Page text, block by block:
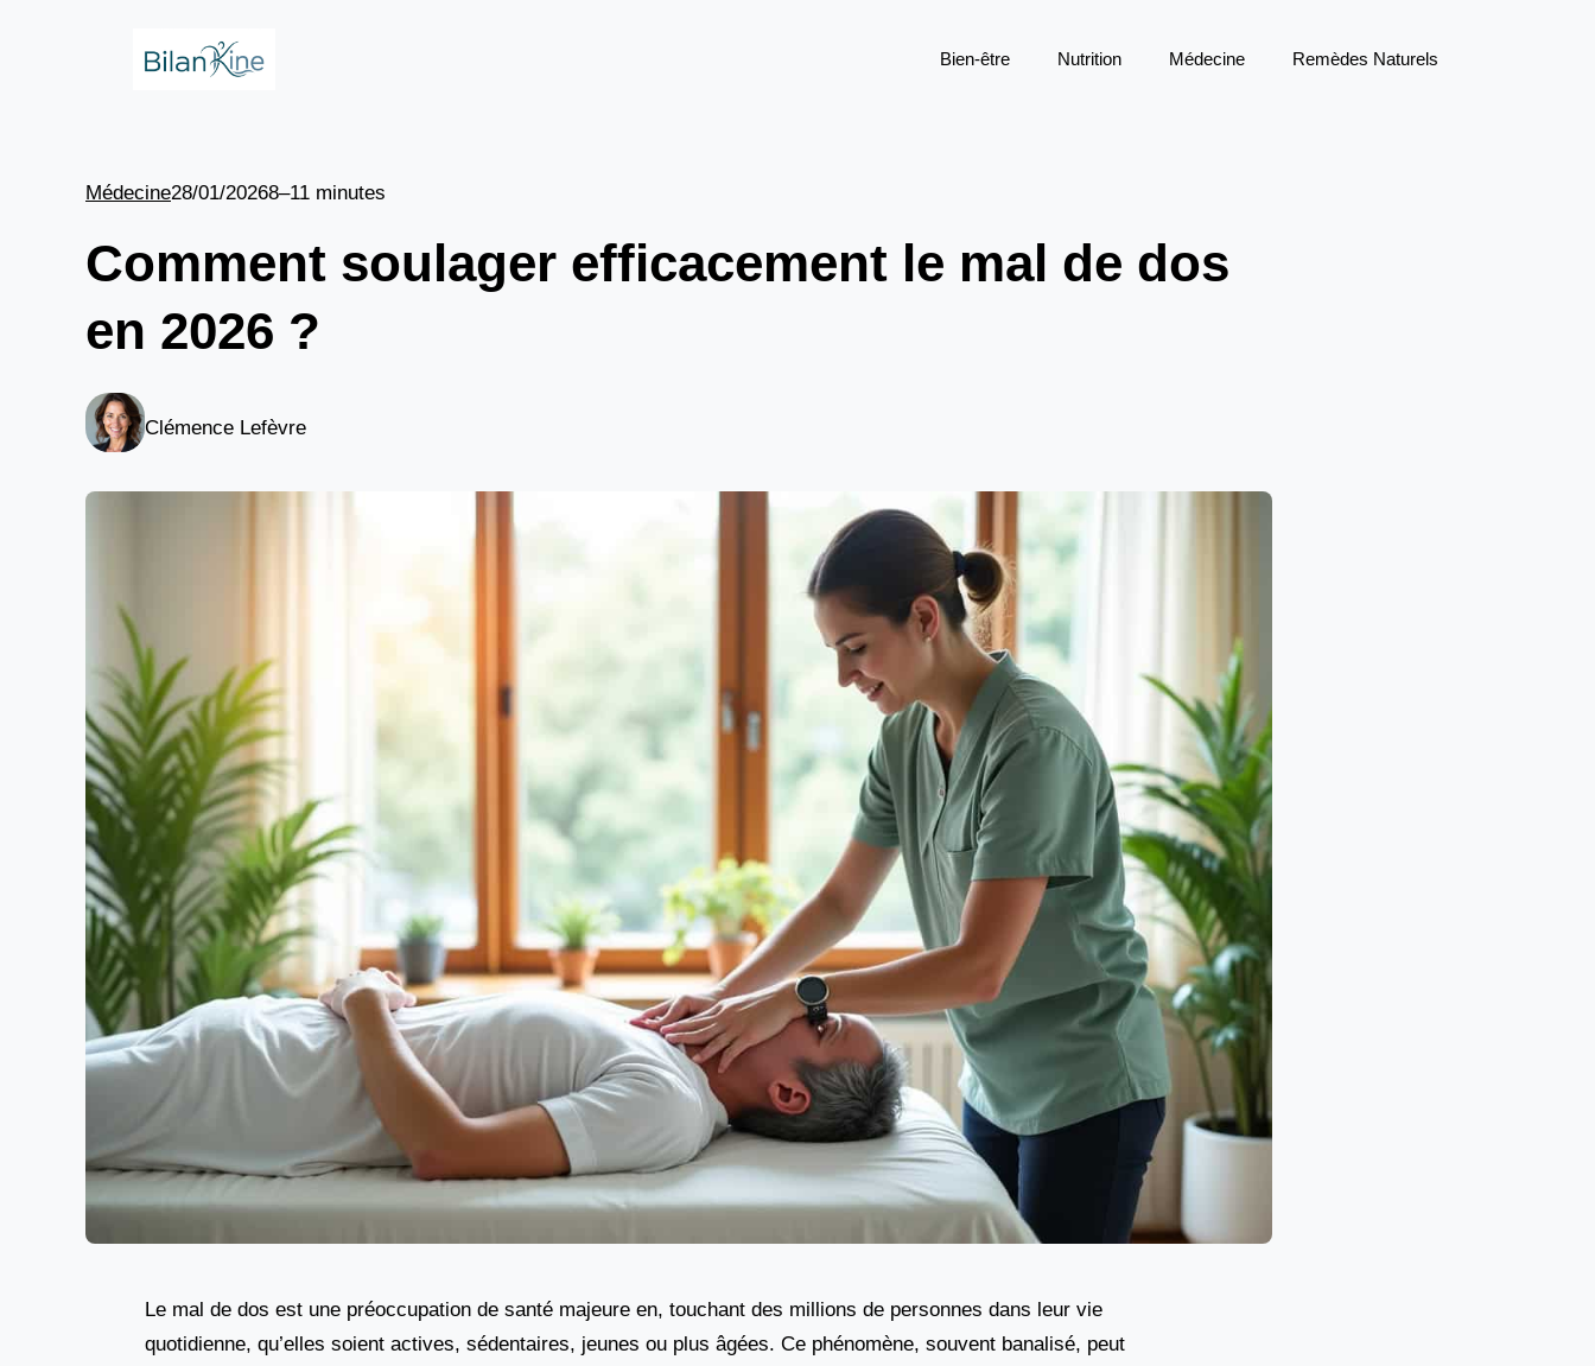
Bien-être Nutrition Médecine Remèdes Naturels
Médecine28/01/20268–11 minutes
Comment soulager efficacement le mal de dos
en 2026 ?
Clémence Lefèvre
Le mal de dos est une préoccupation de santé majeure en, touchant des millions de personnes dans leur vie
quotidienne, qu’elles soient actives, sédentaires, jeunes ou plus âgées. Ce phénomène, souvent banalisé, peut